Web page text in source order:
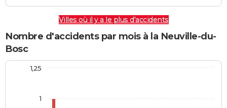
Villes où il y a le plus d'accidents
Nombre d'accidents par mois à la Neuville-du-
Bosc
1
1,25